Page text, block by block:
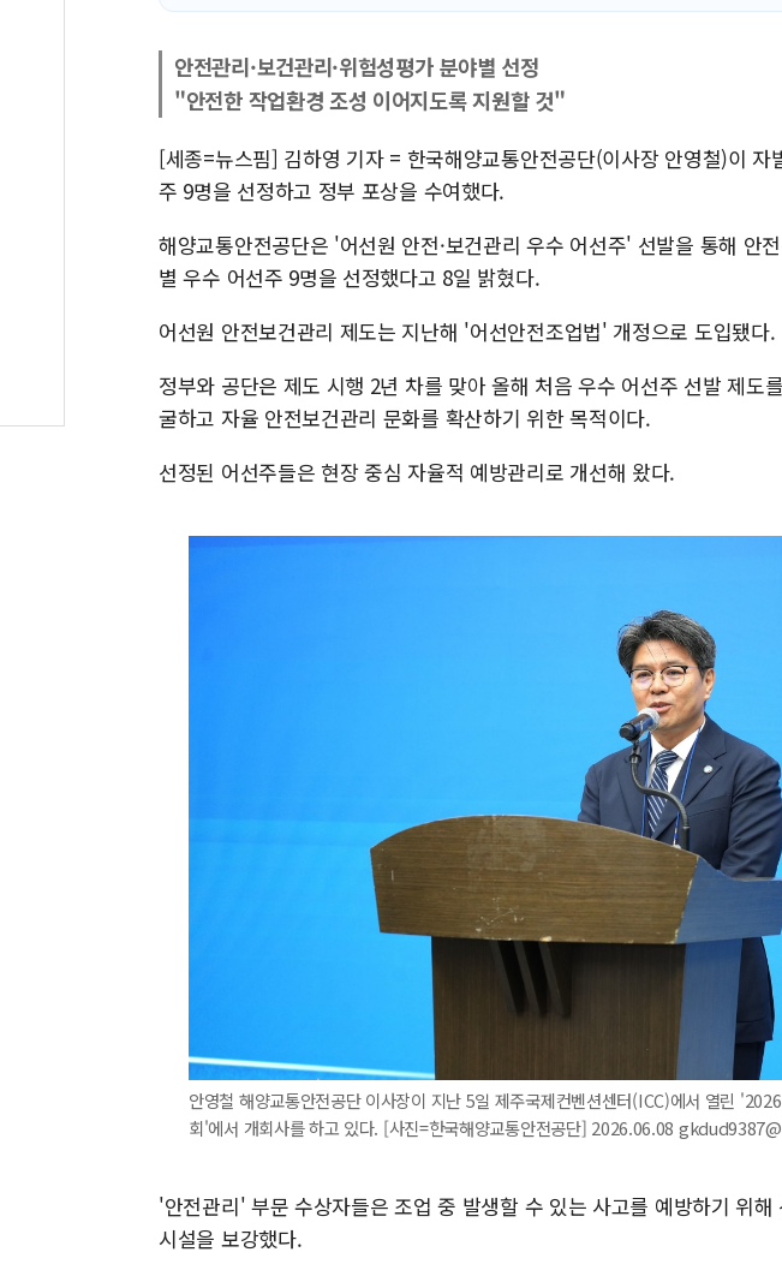
안전관리·보건관리·위험성평가 분야별 선정
"안전한 작업환경 조성 이어지도록 지원할 것"
[세종=뉴스핌] 김하영 기자 = 한국해양교통안전공단(이사장 안영철)이 자
주 9명을 선정하고 정부 포상을 수여했다.
해양교통안전공단은 '어선원 안전·보건관리 우수 어선주' 선발을 통해 안
별 우수 어선주 9명을 선정했다고 8일 밝혔다.
어선원 안전보건관리 제도는 지난해 '어선안전조업법' 개정으로 도입됐다.
정부와 공단은 제도 시행 2년 차를 맞아 올해 처음 우수 어선주 선발 제도
굴하고 자율 안전보건관리 문화를 확산하기 위한 목적이다.
선정된 어선주들은 현장 중심 자율적 예방관리로 개선해 왔다.
안영철 해양교통안전공단 이사장이 지난 5일 제주국제컨벤션센터(ICC)에서 열린
회'에서 개회사를 하고 있다. [사진=한국해양교통안전공단] 2026.06.08
'안전관리' 부문 수상자들은 조업 중 발생할 수 있는 사고를 예방하기 위
시설을 보강했다.